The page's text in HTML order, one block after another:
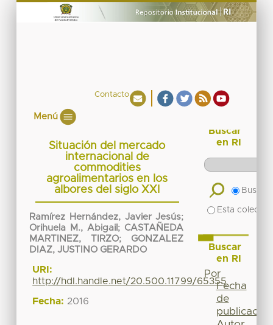
Contacto
Menú
Situación del mercado
internacional de
commodities
agroalimentarios en los
albores del siglo XXI
Ramírez Hernández, Javier Jesús;
Orihuela M., Abigail ; CASTAÑEDA
MARTINEZ, TIRZO; GONZALEZ
DIAZ, JUSTINO GERARDO
URI:
http://hdl.handle.net/20.500.11799/65355
Fecha: 2016
Buscar
en RI
Buscar
Esta
Buscar
en RI
Por
Fecha
de
publicación